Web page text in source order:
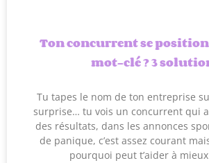
Ton concurrent se
mot-clé ? 3
Tu tapes le nom de ton entreprise
surprise… tu vois un concurrent qui
des résultats, dans les annonces
de panique, c’est assez courant
pourquoi peut t’aider à